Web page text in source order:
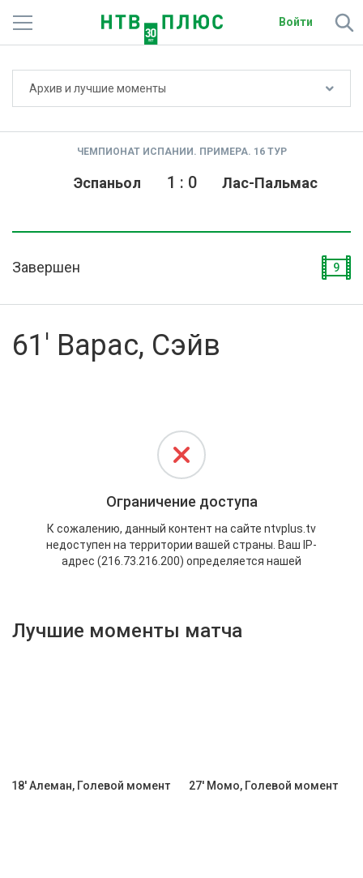
Войти
О сайте
Архив и лучшие моменты
ЧЕМПИОНАТ ИСПАНИИ. ПРИМЕРА. 16 ТУР
Эспаньол Лас-Пальмас
1 : 0
Завершен 9
61' Варас, Сэйв
Лучшие моменты матча
18' Алеман, Голевой момент 27' Момо, Голевой момент